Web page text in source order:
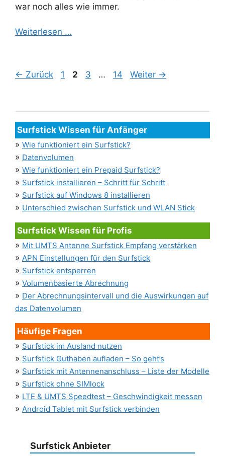
war noch alles wie immer.
Weiterlesen …
← Zurück Seite
1 Seite
2 Seite
3 … Seite
14 Weiter →
Surfstick Wissen für Anfänger
» Wie funktioniert ein Surfstick?
» Datenvolumen
» Wie funktioniert ein Prepaid Surfstick?
» Surfstick installieren – Schritt für Schritt
» Surfstick auf Windows 8 installieren
» Unterschied zwischen Surfstick und WLAN Stick
Surfstick Wissen für Profis
» Mit UMTS Antenne Surfstick Empfang verstärken
» APN Einstellungen für den Surfstick
» Surfstick entsperren
» Volumenbasierte Abrechnung
» Der Abrechnungsintervall und die Auswirkungen auf
das Datenvolumen
Häufige Fragen
» Surfstick im Ausland nutzen
» Surfstick Guthaben aufladen – So geht’s
» Surfstick mit Antennenanschluss – Liste der Modelle
» Surfstick ohne SIMlock
» LTE & UMTS Speedtest – Geschwindigkeit messen
» Android Tablet mit Surfstick verbinden
Surfstick Anbieter